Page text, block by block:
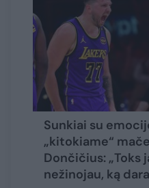
Sunkiai su
„kitokiame“
Dončičius: „Toks
nežinojau, ką